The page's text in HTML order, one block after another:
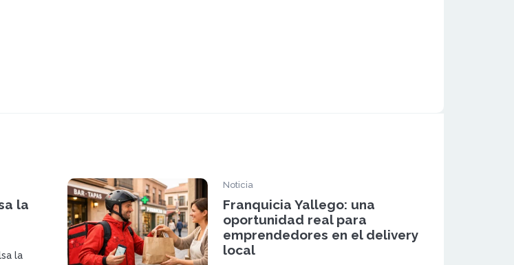
la
la
Noticia
Franquicia Yallego: una
oportunidad real para
emprendedores en el delivery
local